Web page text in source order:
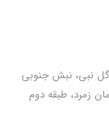
گل نبی، نبش جنوبی